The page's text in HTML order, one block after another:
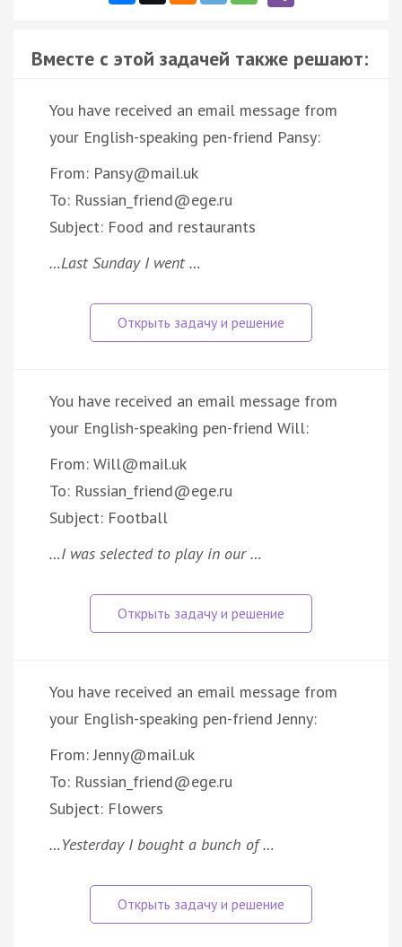
Вместе с этой задачей также решают:
You have received an email message from
your English-speaking pen-friend Pansy:
From: Pansy@mail.uk
To: Russian_friend@ege.ru
Subject: Food and restaurants
…Last Sunday I went …
You have received an email message from
your English-speaking pen-friend Will:
From: Will@mail.uk
To: Russian_friend@ege.ru
Subject: Football
…I was selected to play in our …
You have received an email message from
your English-speaking pen-friend Jenny:
From: Jenny@mail.uk
To: Russian_friend@ege.ru
Subject: Flowers
…Yesterday I bought a bunch of …